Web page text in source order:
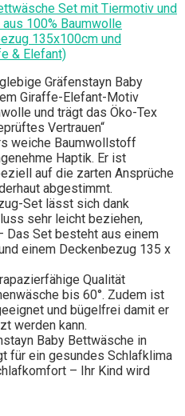
Set mit Tiermotiv und
100% Baumwolle
135x100cm und
& Elefant)
Gräfenstayn Baby
Giraffe-Elefant-Motiv
und trägt das Öko-Tex
Vertrauen“
weiche Baumwollstoff
Haptik. Er ist
auf die zarten Ansprüche
abgestimmt.
Set lässt sich dank
sehr leicht beziehen,
Das Set besteht aus einem
einem Deckenbezug 135 x
Qualität
bis 60°. Zudem ist
und bügelfrei damit er
werden kann.
Baby Bettwäsche in
für ein gesundes Schlafklima
– Ihr Kind wird